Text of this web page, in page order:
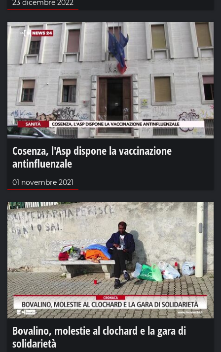
23 dicembre 2022
Cosenza, l'Asp dispone la vaccinazione
antinfluenzale
01 novembre 2021
Bovalino, molestie al clochard e la gara di
solidarietà